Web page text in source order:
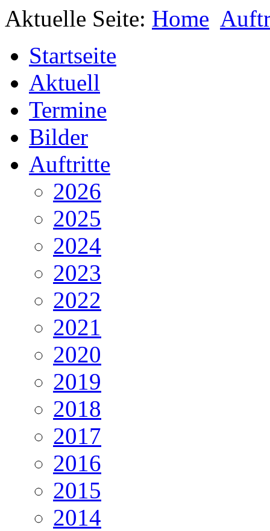
Aktuelle Seite: Home
Startseite
Aktuell
Termine
Bilder
Auftritte
2026
2025
2024
2023
2022
2021
2020
2019
2018
2017
2016
2015
2014